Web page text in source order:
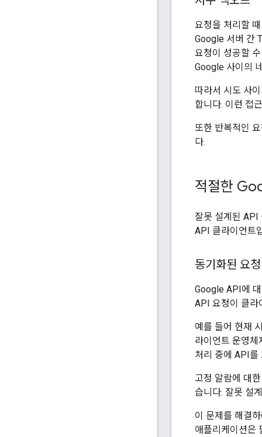
요청을 처리할
Google 서버 간
요청이 성공할
Google 사이의
따라서 시도 사
합니다. 이런 접
또한 반복적인
다.
적절한
잘못 설계된 API
API 클라이언트
동기화된 요청
Google API에
API 요청이 클라
예를 들어 현재
라이언트 운영체
처리 중에 API를
고정 알람에 대
습니다. 잘못 설
이 문제를 해결
애플리케이션은